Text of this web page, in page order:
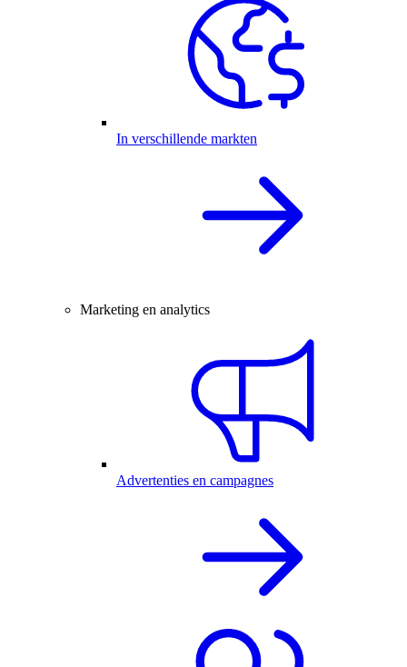
In verschillende markten
Marketing en analytics
Advertenties en campagnes